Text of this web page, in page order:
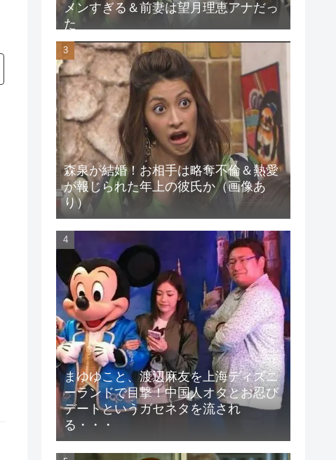
メンすぎる＆前妻は望月理恵アナだっ
た
森泉が結婚！お相手は略奪不倫＆熱愛
が報じられた年上の彼氏か（画像あ
り）
まゆゆこと、渡辺麻友を上海ディズニ
ーランドで目撃！中国人オタとお忍び
デートというガセネタを流され
る・・・